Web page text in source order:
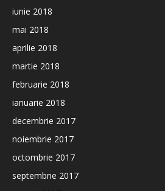
iunie 2018
mai 2018
aprilie 2018
martie 2018
februarie 2018
ianuarie 2018
decembrie 2017
noiembrie 2017
octombrie 2017
septembrie 2017